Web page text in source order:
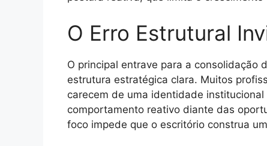
O Erro Estrutural
O principal entrave para a consolidação
estrutura estratégica clara. Muitos
carecem de uma identidade
comportamento reativo diante das
foco impede que o escritório construa